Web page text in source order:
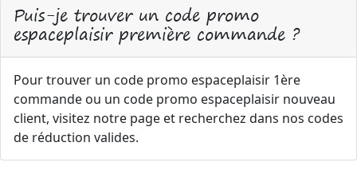
Puis-je trouver un code promo
espaceplaisir première commande ?
Pour trouver un code promo espaceplaisir 1ère
commande ou un code promo espaceplaisir nouveau
client, visitez notre page et recherchez dans nos codes
de réduction valides.